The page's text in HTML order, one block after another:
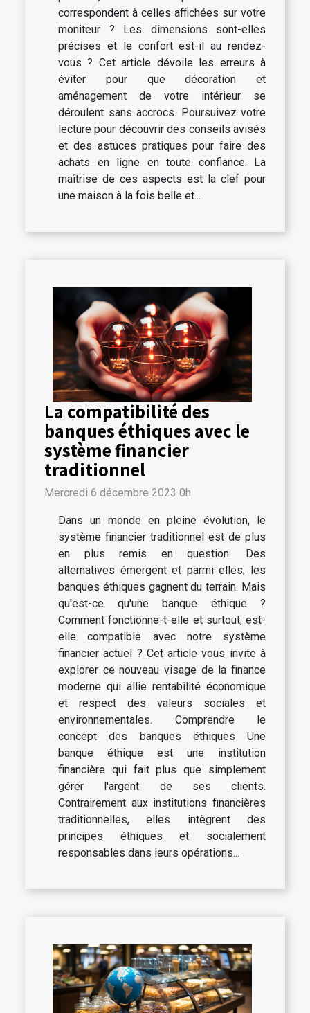
correspondent à celles affichées sur votre
moniteur ? Les dimensions sont-elles
précises et le confort est-il au rendez-
vous ? Cet article dévoile les erreurs à
éviter pour que décoration et
aménagement de votre intérieur se
déroulent sans accrocs. Poursuivez votre
lecture pour découvrir des conseils avisés
et des astuces pratiques pour faire des
achats en ligne en toute confiance. La
maîtrise de ces aspects est la clef pour
une maison à la fois belle et...
La compatibilité des
banques éthiques avec le
système financier
traditionnel
Mercredi 6 décembre 2023 0h
Dans un monde en pleine évolution, le
système financier traditionnel est de plus
en plus remis en question. Des
alternatives émergent et parmi elles, les
banques éthiques gagnent du terrain. Mais
qu'est-ce qu'une banque éthique ?
Comment fonctionne-t-elle et surtout, est-
elle compatible avec notre système
financier actuel ? Cet article vous invite à
explorer ce nouveau visage de la finance
moderne qui allie rentabilité économique
et respect des valeurs sociales et
environnementales. Comprendre le
concept des banques éthiques Une
banque éthique est une institution
financière qui fait plus que simplement
gérer l'argent de ses clients.
Contrairement aux institutions financières
traditionnelles, elles intègrent des
principes éthiques et socialement
responsables dans leurs opérations...